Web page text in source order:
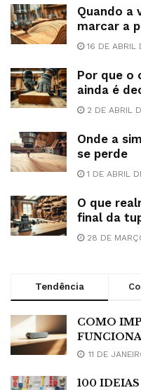
Quando a
marcar a
16 DE ABRIL
Por que o
ainda é
2 DE ABRIL
Onde a
se perde
1 DE ABRIL
O que
final da
28 DE
Tendência
COMO
11 DE
100 IDEIAS